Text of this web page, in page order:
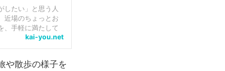
したい」と思う人
近場のちょっとお
、手軽に満たして
動画がたく...kai-you.net
や散歩の様子を